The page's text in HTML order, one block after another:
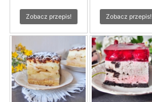
Zobacz przepis! Zobacz przepis!